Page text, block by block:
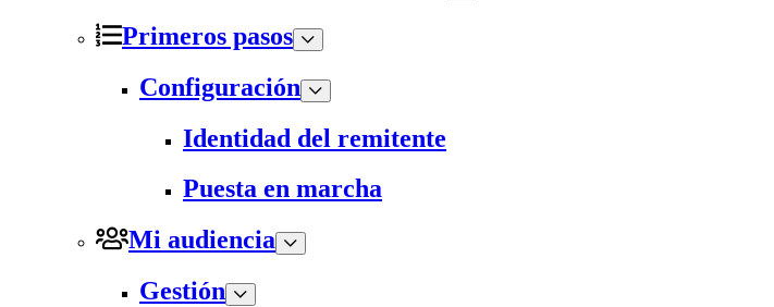
Primeros pasos
Configuración
Identidad del remitente
Puesta en marcha
Mi audiencia
Gestión